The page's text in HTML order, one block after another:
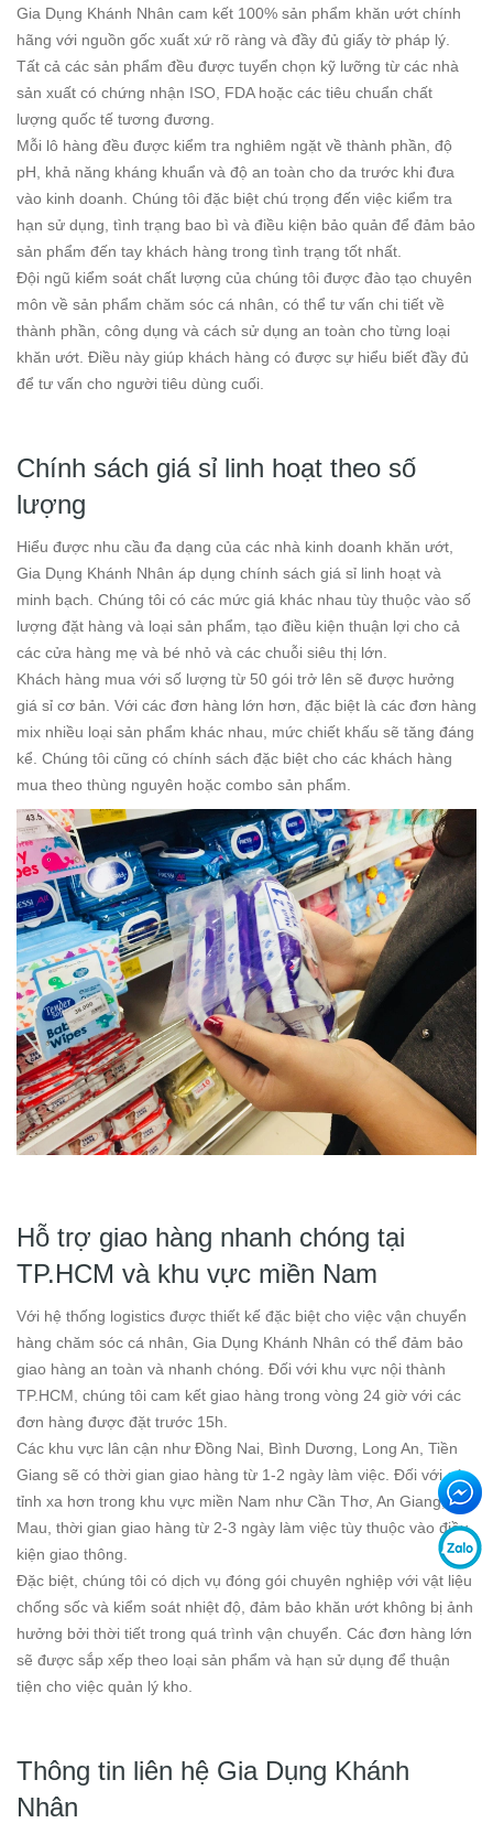
Gia Dụng Khánh Nhân cam kết 100% sản phẩm khăn ướt chính
hãng với nguồn gốc xuất xứ rõ ràng và đầy đủ giấy tờ pháp lý.
Tất cả các sản phẩm đều được tuyển chọn kỹ lưỡng từ các nhà
sản xuất có chứng nhận ISO, FDA hoặc các tiêu chuẩn chất
lượng quốc tế tương đương.
Mỗi lô hàng đều được kiểm tra nghiêm ngặt về thành phần, độ
pH, khả năng kháng khuẩn và độ an toàn cho da trước khi đưa
vào kinh doanh. Chúng tôi đặc biệt chú trọng đến việc kiểm tra
hạn sử dụng, tình trạng bao bì và điều kiện bảo quản để đảm bảo
sản phẩm đến tay khách hàng trong tình trạng tốt nhất.
Đội ngũ kiểm soát chất lượng của chúng tôi được đào tạo chuyên
môn về sản phẩm chăm sóc cá nhân, có thể tư vấn chi tiết về
thành phần, công dụng và cách sử dụng an toàn cho từng loại
khăn ướt. Điều này giúp khách hàng có được sự hiểu biết đầy đủ
để tư vấn cho người tiêu dùng cuối.
Chính sách giá sỉ linh hoạt theo số
lượng
Hiểu được nhu cầu đa dạng của các nhà kinh doanh khăn ướt,
Gia Dụng Khánh Nhân áp dụng chính sách giá sỉ linh hoạt và
minh bạch. Chúng tôi có các mức giá khác nhau tùy thuộc vào số
lượng đặt hàng và loại sản phẩm, tạo điều kiện thuận lợi cho cả
các cửa hàng mẹ và bé nhỏ và các chuỗi siêu thị lớn.
Khách hàng mua với số lượng từ 50 gói trở lên sẽ được hưởng
giá sỉ cơ bản. Với các đơn hàng lớn hơn, đặc biệt là các đơn hàng
mix nhiều loại sản phẩm khác nhau, mức chiết khấu sẽ tăng đáng
kể. Chúng tôi cũng có chính sách đặc biệt cho các khách hàng
mua theo thùng nguyên hoặc combo sản phẩm.
Hỗ trợ giao hàng nhanh chóng tại
TP.HCM và khu vực miền Nam
Với hệ thống logistics được thiết kế đặc biệt cho việc vận chuyển
hàng chăm sóc cá nhân, Gia Dụng Khánh Nhân có thể đảm bảo
giao hàng an toàn và nhanh chóng. Đối với khu vực nội thành
TP.HCM, chúng tôi cam kết giao hàng trong vòng 24 giờ với các
đơn hàng được đặt trước 15h.
Các khu vực lân cận như Đồng Nai, Bình Dương, Long An, Tiền
Giang sẽ có thời gian giao hàng từ 1-2 ngày làm việc. Đối với các
tỉnh xa hơn trong khu vực miền Nam như Cần Thơ, An Giang, Cà
Mau, thời gian giao hàng từ 2-3 ngày làm việc tùy thuộc vào điều
kiện giao thông.
Đặc biệt, chúng tôi có dịch vụ đóng gói chuyên nghiệp với vật liệu
chống sốc và kiểm soát nhiệt độ, đảm bảo khăn ướt không bị ảnh
hưởng bởi thời tiết trong quá trình vận chuyển. Các đơn hàng lớn
sẽ được sắp xếp theo loại sản phẩm và hạn sử dụng để thuận
tiện cho việc quản lý kho.
Thông tin liên hệ Gia Dụng Khánh
Nhân